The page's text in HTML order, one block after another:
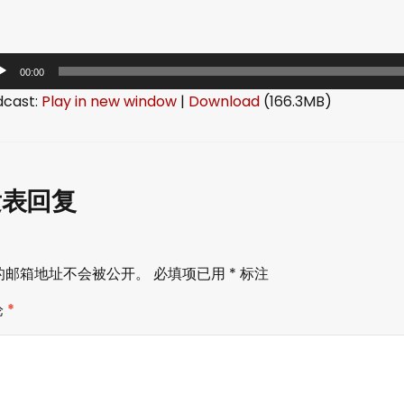
00:00
Play in new window | Download (166.3MB)
回复
箱地址不会被公开。 必填项已用 * 标注
*